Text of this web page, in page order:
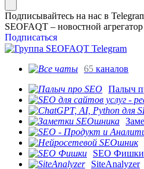
Подписывайтесь на нас в
SEOFAQT – новостной
Подписаться
65 каналов
Палыч
SEO Фишки
SiteAnalyzer